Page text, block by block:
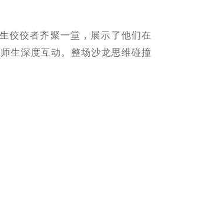
佼佼者齐聚一堂，展示了他们在
生深度互动。整场沙龙思维碰撞